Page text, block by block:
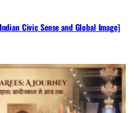
Civic Sense and Global Image]